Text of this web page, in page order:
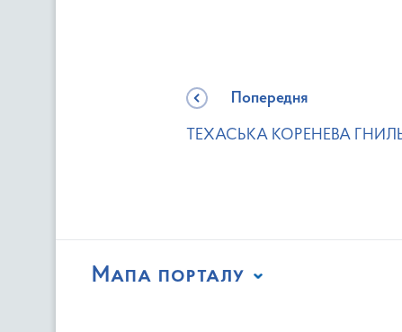
Попередня
ТЕХАСЬКА КОРЕНЕВА
Мапа порталу